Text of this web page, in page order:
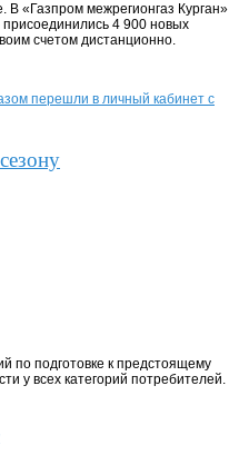
«Газпром межрегионгаз Курган»
4 900 новых
счетом дистанционно.
перешли в личный кабинет с
по подготовке к предстоящему
у всех категорий потребителей.